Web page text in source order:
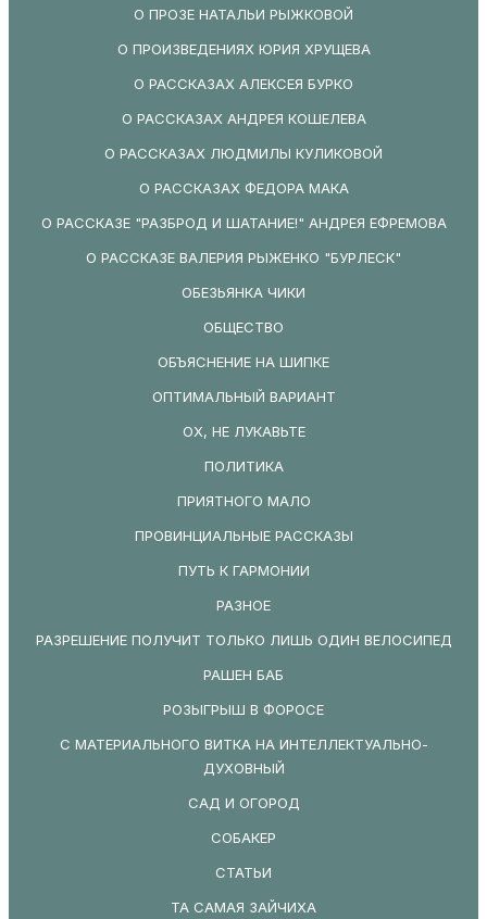
О ПРОЗЕ НАТАЛЬИ РЫЖКОВОЙ
О ПРОИЗВЕДЕНИЯХ ЮРИЯ ХРУЩЕВА
О РАССКАЗАХ АЛЕКСЕЯ БУРКО
О РАССКАЗАХ АНДРЕЯ КОШЕЛЕВА
О РАССКАЗАХ ЛЮДМИЛЫ КУЛИКОВОЙ
О РАССКАЗАХ ФЕДОРА МАКА
О РАССКАЗЕ "РАЗБРОД И ШАТАНИЕ!" АНДРЕЯ ЕФРЕМОВА
О РАССКАЗЕ ВАЛЕРИЯ РЫЖЕНКО "БУРЛЕСК"
ОБЕЗЬЯНКА ЧИКИ
ОБЩЕСТВО
ОБЪЯСНЕНИЕ НА ШИПКЕ
ОПТИМАЛЬНЫЙ ВАРИАНТ
ОХ, НЕ ЛУКАВЬТЕ
ПОЛИТИКА
ПРИЯТНОГО МАЛО
ПРОВИНЦИАЛЬНЫЕ РАССКАЗЫ
ПУТЬ К ГАРМОНИИ
РАЗНОЕ
РАЗРЕШЕНИЕ ПОЛУЧИТ ТОЛЬКО ЛИШЬ ОДИН ВЕЛОСИПЕД
РАШЕН БАБ
РОЗЫГРЫШ В ФОРОСЕ
С МАТЕРИАЛЬНОГО ВИТКА НА ИНТЕЛЛЕКТУАЛЬНО-
ДУХОВНЫЙ
САД И ОГОРОД
СОБАКЕР
СТАТЬИ
ТА САМАЯ ЗАЙЧИХА